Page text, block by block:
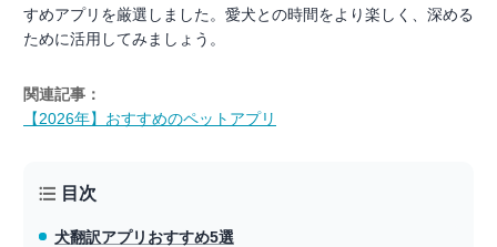
すめアプリを厳選しました。愛犬との時間をより楽しく、深める
ために活用してみましょう。
関連記事：
【2026年】おすすめのペットアプリ
目次
犬翻訳アプリ おすすめ5選